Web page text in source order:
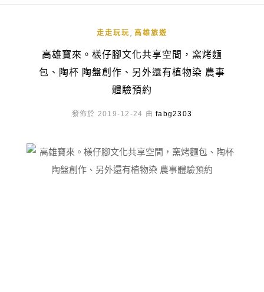
走走玩玩 高雄旅遊
高雄寶來。檨仔腳文化共享空間，窯烤麵
包、陶杯 陶盤創作、另外還有植物染 農事
體驗預約
發佈於 2019-12-24 由fabg2303